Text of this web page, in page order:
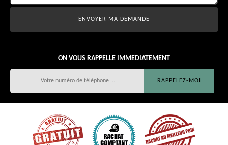
ON VOUS RAPPELLE IMMEDIATEMENT